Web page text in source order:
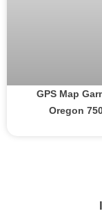
GPS Map
Oregon